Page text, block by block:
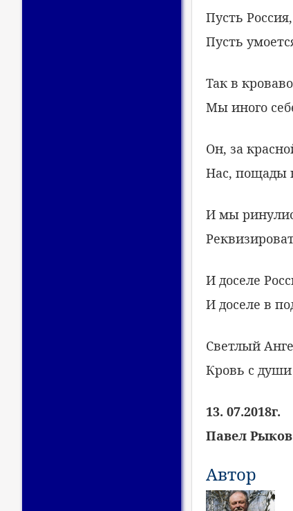
Пусть
Пусть
Так в
Мы иного
Он, за
Нас, пощады
И мы
И доселе
И доселе в
Светлый
Кровь с
13. 07.2018г.
Павел
Автор